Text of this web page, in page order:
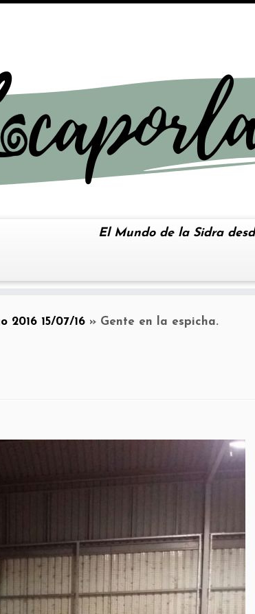
El Mundo de la Sidra
2016 15/07/16 » Gente en la espicha.